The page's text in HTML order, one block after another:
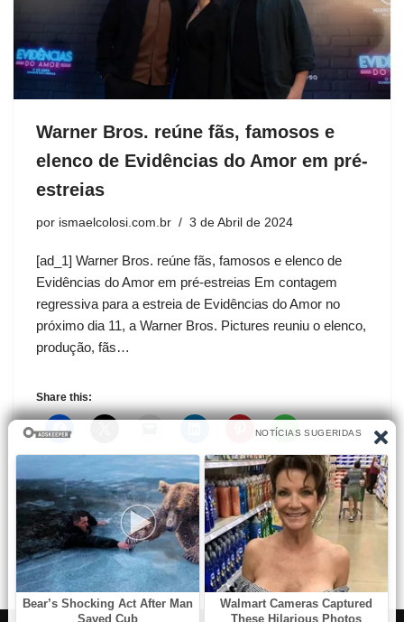
Warner Bros. reúne fãs, famosos e
elenco de Evidências do Amor em pré-
estreias
por ismaelcolosi.com.br 3 de Abril de 2024
[ad_1] Warner Bros. reúne fãs, famosos e elenco de
Evidências do Amor em pré-estreias Em contagem
regressiva para a estreia de Evidências do Amor no
próximo dia 11, a Warner Bros. Pictures reuniu o elenco,
produção, fãs…
Share this: